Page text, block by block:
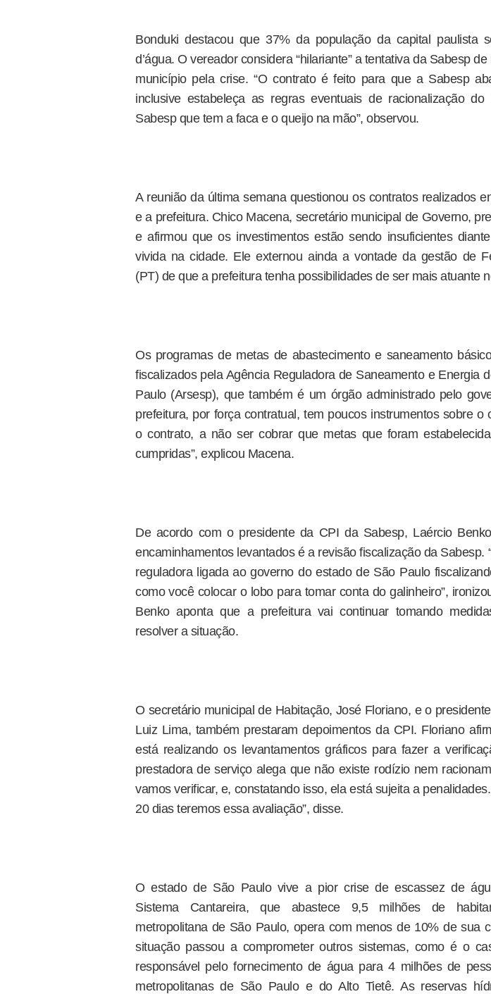
Bonduki destacou que 37% da população da capital paulista
d’água. O vereador considera “hilariante” a tentativa da Sabesp
município pela crise. “O contrato é feito para que a Sabesp
inclusive estabeleça as regras eventuais de racionalização
Sabesp que tem a faca e o queijo na mão”, observou.
A reunião da última semana questionou os contratos realizados
e a prefeitura. Chico Macena, secretário municipal de Governo,
e afirmou que os investimentos estão sendo insuficientes
vivida na cidade. Ele externou ainda a vontade da gestão de
(PT) de que a prefeitura tenha possibilidades de ser mais atuante
Os programas de metas de abastecimento e saneamento
fiscalizados pela Agência Reguladora de Saneamento e Energia
Paulo (Arsesp), que também é um órgão administrado pelo
prefeitura, por força contratual, tem poucos instrumentos sobre o
o contrato, a não ser cobrar que metas que foram
cumpridas”, explicou Macena.
De acordo com o presidente da CPI da Sabesp, Laércio
encaminhamentos levantados é a revisão fiscalização da Sabesp.
reguladora ligada ao governo do estado de São Paulo
como você colocar o lobo para tomar conta do galinheiro”,
Benko aponta que a prefeitura vai continuar tomando
resolver a situação.
O secretário municipal de Habitação, José Floriano, e o
Luiz Lima, também prestaram depoimentos da CPI. Floriano
está realizando os levantamentos gráficos para fazer a
prestadora de serviço alega que não existe rodízio nem
vamos verificar, e, constatando isso, ela está sujeita a
20 dias teremos essa avaliação”, disse.
O estado de São Paulo vive a pior crise de escassez de
Sistema Cantareira, que abastece 9,5 milhões de
metropolitana de São Paulo, opera com menos de 10% de sua
situação passou a comprometer outros sistemas, como é o
responsável pelo fornecimento de água para 4 milhões de
metropolitanas de São Paulo e do Alto Tietê. As reservas